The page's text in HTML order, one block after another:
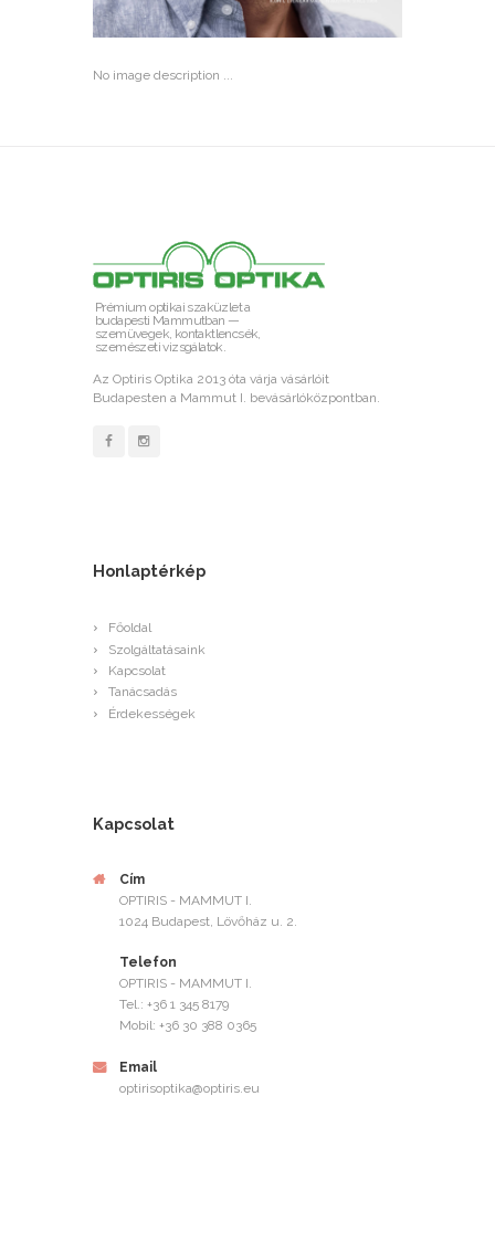
No image description ...
Prémium optikai szaküzlet a
budapesti Mammutban —
szemüvegek, kontaktlencsék,
szemészeti vizsgálatok.
Az Optiris Optika 2013 óta várja vásárlóit
Budapesten a Mammut I. bevásárlóközpontban.
Honlaptérkép
Főoldal
Szolgáltatásaink
Kapcsolat
Tanácsadás
Érdekességek
Kapcsolat
Cím
OPTIRIS - MAMMUT I.
1024 Budapest, Lövőház u. 2.
Telefon
OPTIRIS - MAMMUT I.
Tel.: +36 1 345 8179
Mobil: +36 30 388 0365
Email
optirisoptika@optiris.eu